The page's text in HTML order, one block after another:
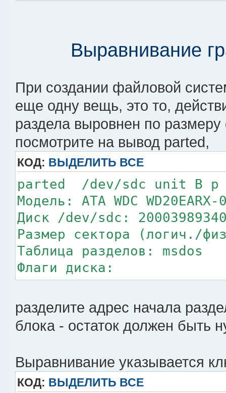
rtextents=0Выравнивание
При создании файловой
еще одну вещь, это то,
раздела выровнен по
посмотрите на вывод parted,
КОД: ВЫДЕЛИТЬ ВСЕ
parted /dev/sdc unit B p
Модель: ATA WDC
Диск /dev/sdc:
Размер сектора (логич./
Таблица разделов: msdos
Флаги диска:
Номер Начало
Файловая система Флаги
1 1048576B
разделите адрес начала
блока - остаток должен быть
Выравнивание указывается
КОД: ВЫДЕЛИТЬ ВСЕ